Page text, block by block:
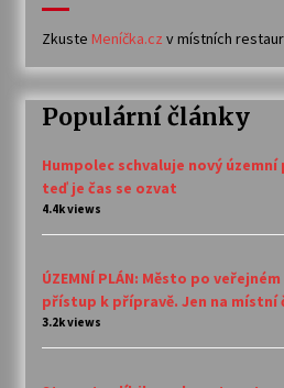
Zkuste Meníčka.cz v místních
Populární články
Humpolec schvaluje nový územní
teď je čas se ozvat
4.4k views
ÚZEMNÍ PLÁN: Město po
přístup k přípravě. Jen na místní
3.2k views